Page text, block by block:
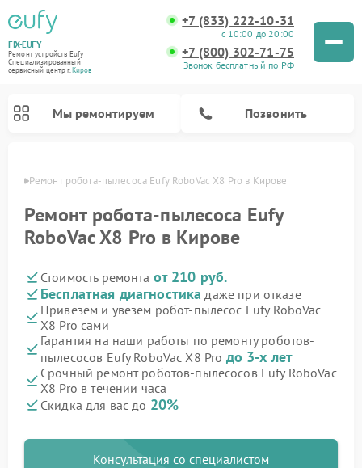
FIX-EUFY
Ремонт устройств Eufy
Специализированный
cервисный центр г.Киров
+7 (833) 222-10-31
с 10:00 до 20:00
+7 (800) 302-71-75
Звонок бесплатный по РФ
Мы ремонтируем Позвонить
Ремонт робота-пылесоса Eufy RoboVac X8 Pro в Кирове
Ремонт робота-пылесоса Eufy
RoboVac X8 Pro в Кирове
Стоимость ремонта от 210 руб.
Бесплатная диагностика даже при отказе
Привезем и увезем робот-пылесос Eufy RoboVac
X8 Pro сами
Гарантия на наши работы по ремонту роботов-
пылесосов Eufy RoboVac X8 Pro до 3-х лет
Срочный ремонт роботов-пылесосов Eufy RoboVac
X8 Pro в течении часа
Скидка для вас до 20%
Консультация со специалистом